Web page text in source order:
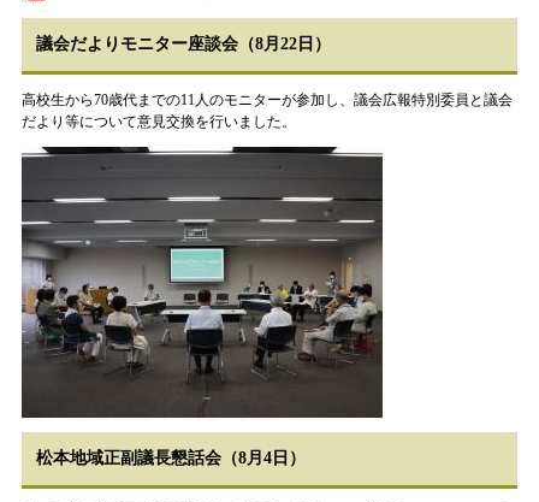
議会だよりモニター座談会（8月22日）
高校生から70歳代までの11人のモニターが参加し、議会広報特別委員と議会
だより等について意見交換を行いました。
松本地域正副議長懇話会（8月4日）